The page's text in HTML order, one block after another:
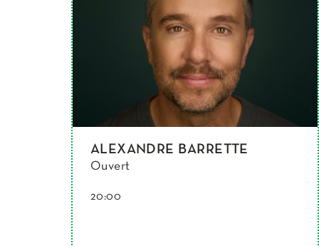
ALEXANDRE BARRETTE
Ouvert
20:00